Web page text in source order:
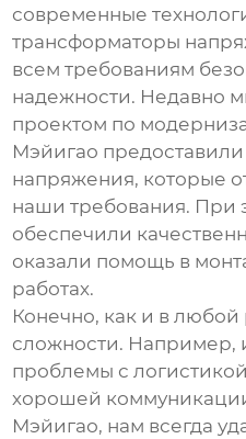
современные
трансформаторы
всем требованиям
надежности. Недавно
проектом по
Мэйигао
напряжения, которые
наши требования. При
обеспечили
оказали помощь в
работах.
Конечно, как и в любой
сложности. Например,
проблемы с
хорошей
Мэйигао, нам всегда